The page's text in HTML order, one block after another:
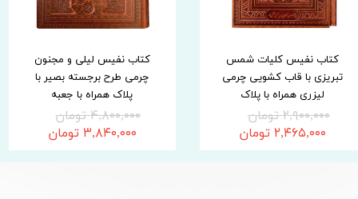
کتاب نفیس کلیات شمس
تبریزی با قاب کشویی چرمی
لیزری همراه با پلاک
۲,۹۰۰,۰۰۰ تومان
۲,۴۶۵,۰۰۰ تومان
کتاب نفیس لیلی و مجنون
چرمی طرح برجسته بصیر با
پلاک همراه با جعبه
۴,۸۰۰,۰۰۰ تومان
۳,۸۴۰,۰۰۰ تومان